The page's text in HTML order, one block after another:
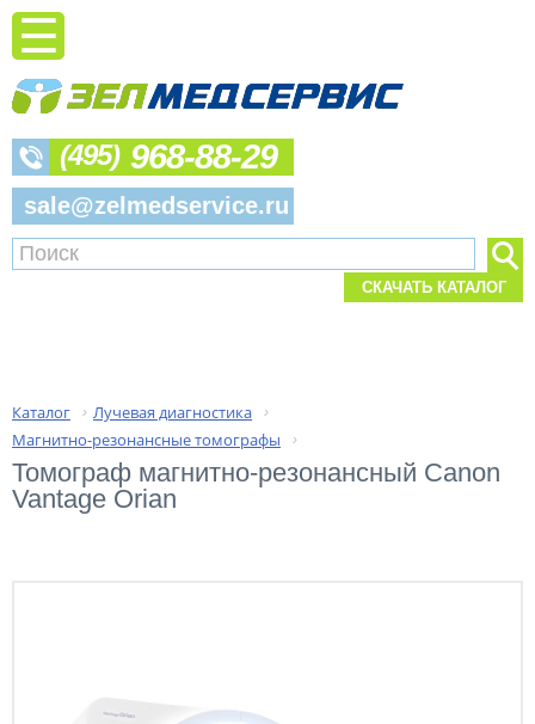
(495) 968-88-29
sale@zelmedservice.ru
СКАЧАТЬ КАТАЛОГ
Каталог › Лучевая диагностика ›
Магнитно-резонансные томографы ›
Томограф магнитно-резонансный Canon
Vantage Orian